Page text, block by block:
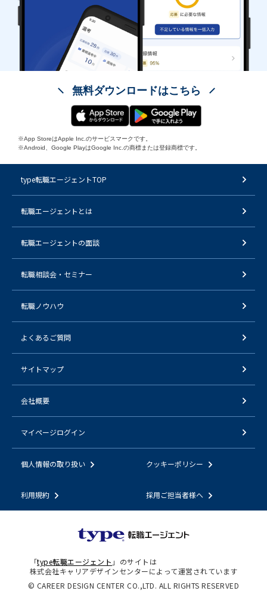
無料ダウンロードはこちら
※App StoreはApple Inc.のサービスマークです。
※Android、Google PlayはGoogle Inc.の商標または登録商標です。
type転職エージェントTOP
転職エージェントとは
転職エージェントの面談
転職相談会・セミナー
転職ノウハウ
よくあるご質問
サイトマップ
会社概要
マイページログイン
個人情報の取り扱い クッキーポリシー
利用規約 採用ご担当者様へ
「type転職エージェント 」のサイトは
株式会社キャリアデザインセンターによって運営されています
© CAREER DESIGN CENTER CO.,LTD. ALL RIGHTS RESERVED